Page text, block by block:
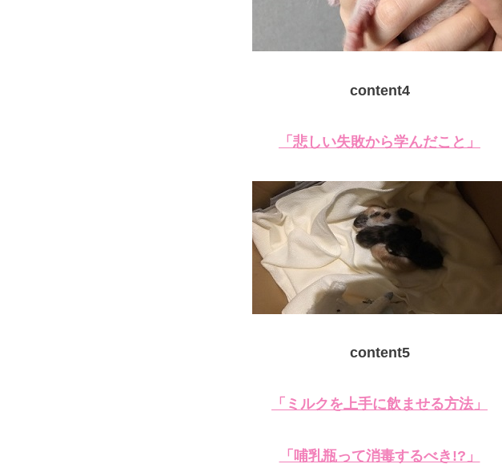
content4
「悲しい失敗から学んだこと」
content5
「ミルクを上手に飲ませる方法」
「哺乳瓶って消毒するべき!?」